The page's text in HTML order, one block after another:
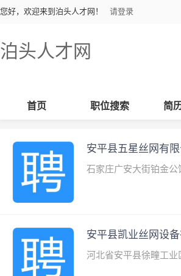
您好，欢迎来到泊头人才网！ 请登录
泊头人才网
首页 职位搜索 简
安平县五星丝网有
石家庄广安大街铂金
安平县凯业丝网设
河北省安平县徐疃工业